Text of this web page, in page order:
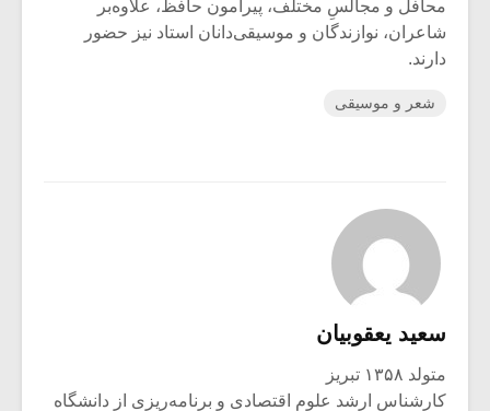
محافل و مجالسِ مختلف، پیرامون حافظ، علاوه‌بر
شاعران، نوازندگان و موسیقی‌دانان استاد نیز حضور
دارند.
شعر و موسیقی
سعید یعقوبیان
متولد ۱۳۵۸ تبریز
کارشناس ارشد علوم اقتصادی و برنامه‌ریزی از دانشگاه